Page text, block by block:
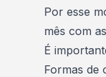
Por esse
mês com
É
Formas de